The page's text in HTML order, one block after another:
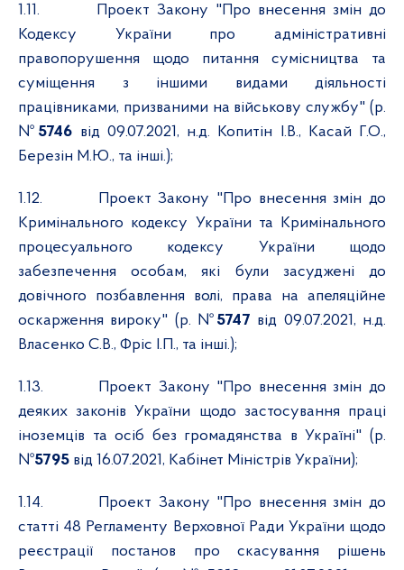
1.11.
Проект Закону "Про внесення змін до
Кодексу України про адміністративні
правопорушення щодо питання сумісництва та
суміщення з іншими видами діяльності
працівниками, призваними на військову службу" (р.
№ 5746 від 09.07.2021, н.д. Копитін І.В., Касай Г.О.,
Березін М.Ю., та інші.);
1.12.
Проект Закону "Про внесення змін до
Кримінального кодексу України та Кримінального
процесуального кодексу України щодо
забезпечення особам, які були засуджені до
довічного позбавлення волі, права на апеляційне
оскарження вироку" (р. № 5747 від 09.07.2021, н.д.
Власенко С.В., Фріс І.П., та інші.);
1.13.
Проект Закону "Про внесення змін до
деяких законів України щодо застосування праці
іноземців та осіб без громадянства в Україні" (р.
№5795 від 16.07.2021, Кабінет Міністрів України);
1.14.
Проект Закону "Про внесення змін до
статті 48 Регламенту Верховної Ради України щодо
реєстрації постанов про скасування рішень